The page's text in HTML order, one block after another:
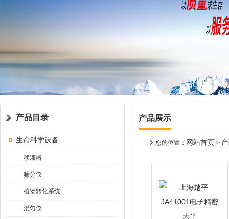
产品目录
生命科学设备
移液器
筛分仪
植物转化系统
混匀仪
产品展示
您的位置： 网站首页 >